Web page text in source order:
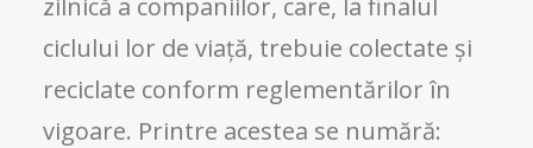
zilnică a companiilor, care, la finalul
ciclului lor de viață, trebuie colectate și
reciclate conform reglementărilor în
vigoare. Printre acestea se numără: